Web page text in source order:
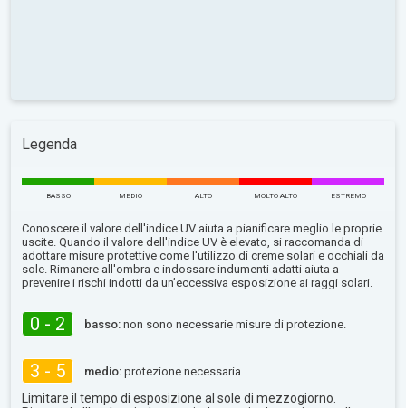
Legenda
BASSO MEDIO ALTO MOLTO ALTO ESTREMO
Conoscere il valore dell'indice UV aiuta a pianificare meglio le proprie
uscite. Quando il valore dell'indice UV è elevato, si raccomanda di
adottare misure protettive come l'utilizzo di creme solari e occhiali da
sole. Rimanere all'ombra e indossare indumenti adatti aiuta a
prevenire i rischi indotti da un’eccessiva esposizione ai raggi solari.
0 - 2 basso: non sono necessarie misure di protezione.
3 - 5 medio: protezione necessaria.
Limitare il tempo di esposizione al sole di mezzogiorno.